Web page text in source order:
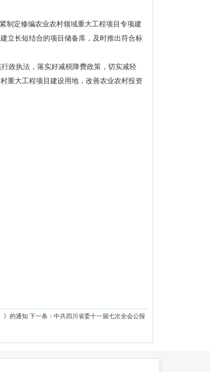
制定修编农业农村领域重大工程项目专项建
立长短结合的项目储备库，及时推出符合标
政执法，落实好减税降费政策，切实减轻
重大工程项目建设用地，改善农业农村投资
》的通知 下一条： 中共四川省委十一届七次全会公报